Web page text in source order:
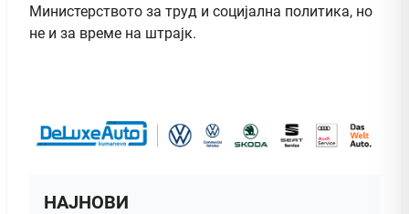
Министерството за труд и социјална политика, но
не и за време на штрајк.
НАЈНОВИ